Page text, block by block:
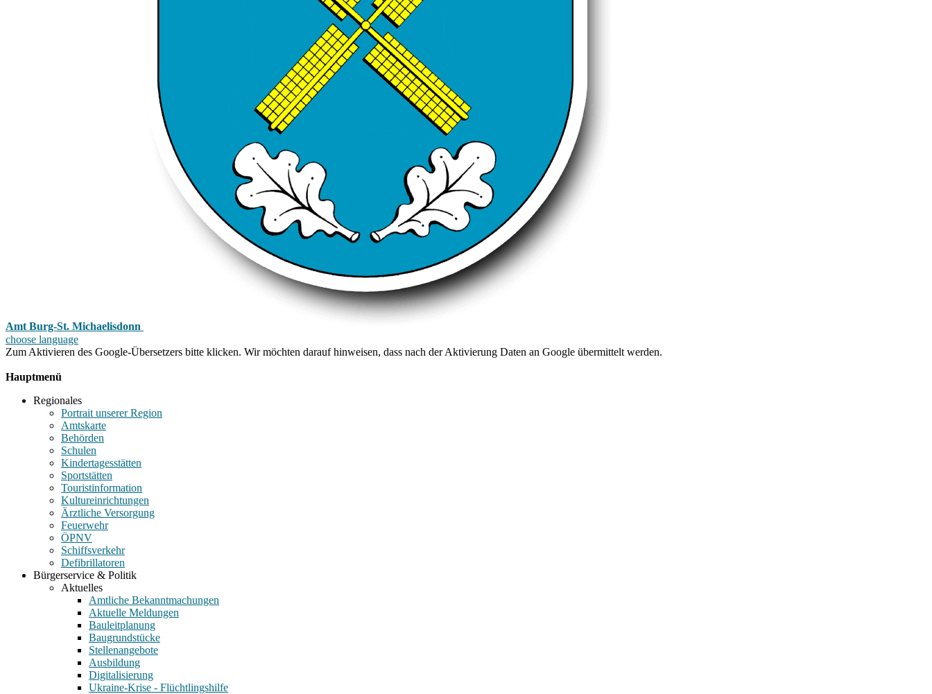
Amt Burg-St. Michaelisdonn
choose language
Zum Aktivieren des Google-Übersetzers bitte klicken. Wir möchten darauf hinweisen, dass nach der Aktivierung Daten an Google übermittelt werden.
Hauptmenü
Regionales
Portrait unserer Region
Amtskarte
Behörden
Schulen
Kindertagesstätten
Sportstätten
Touristinformation
Kultureinrichtungen
Ärztliche Versorgung
Feuerwehr
ÖPNV
Schiffsverkehr
Defibrillatoren
Bürgerservice & Politik
Aktuelles
Amtliche Bekanntmachungen
Aktuelle Meldungen
Bauleitplanung
Baugrundstücke
Stellenangebote
Ausbildung
Digitalisierung
Ukraine-Krise - Flüchtlingshilfe